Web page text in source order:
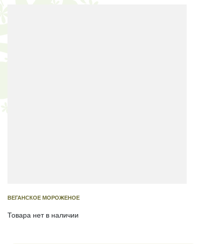
ВЕГАНСКОЕ МОРОЖЕНОЕ
Товара нет в наличии